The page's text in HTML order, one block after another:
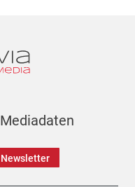
Mediadaten
Newsletter